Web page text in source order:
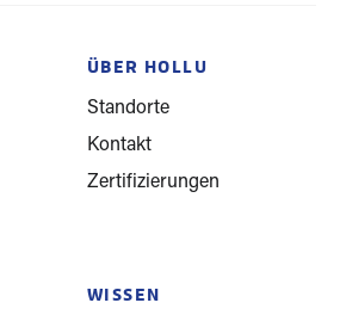
ÜBER HOLLU
Standorte
Kontakt
Zertifizierungen
WISSEN